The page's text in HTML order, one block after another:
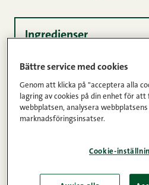
Ingredienser
Instruktioner
Lätt, fräscht men även
Bättre service med cookies
Genom att klicka på "acceptera alla
lagring av cookies på din enhet för
webbplatsen, analysera
marknadsföringsinsatser.
Cookie-